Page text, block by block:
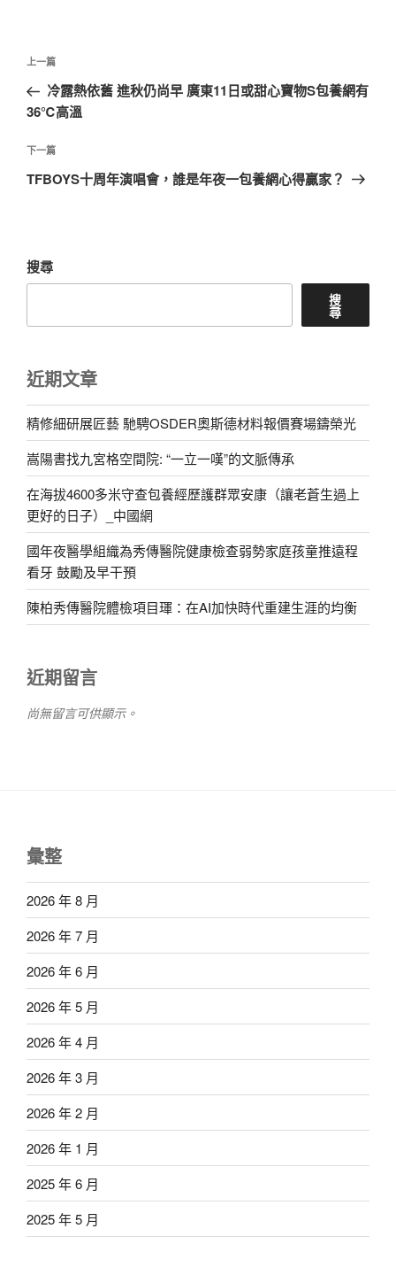
文
導
上
一
篇
章
上一篇
冷露熱依舊 進秋仍尚早 廣東11日或甜心寶物S包養網有
36℃高溫
下
一
下一篇
TFBOYS十周年演唱會，誰是年夜一包養網心得贏家？
搜尋
搜
尋
近期文章
精修細研展匠藝 馳騁OSDER奧斯德材料報價賽場鑄榮光
嵩陽書找九宮格空間院: “一立一嘆”的文脈傳承
在海拔4600多米守查包養經歷護群眾安康（讓老蒼生過上
更好的日子）_中國網
國年夜醫學組織為秀傳醫院健康檢查弱勢家庭孩童推遠程
看牙 鼓勵及早干預
陳柏秀傳醫院體檢項目琿：在AI加快時代重建生涯的均衡
近期留言
尚無留言可供顯示。
彙整
2026 年 8 月
2026 年 7 月
2026 年 6 月
2026 年 5 月
2026 年 4 月
2026 年 3 月
2026 年 2 月
2026 年 1 月
2025 年 6 月
2025 年 5 月